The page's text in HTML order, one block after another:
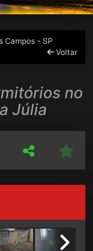
Campos - SP
Voltar
no
Júlia